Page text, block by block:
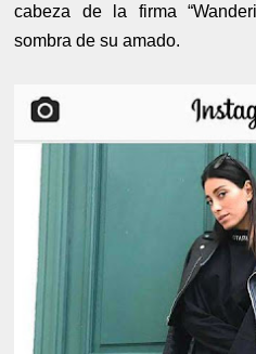
cabeza de la firma
sombra de su amado.